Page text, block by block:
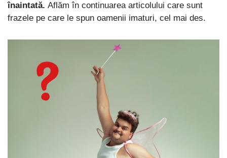
înaintată. Aflăm în continuarea articolului care sunt
frazele pe care le spun oamenii imaturi, cel mai des.